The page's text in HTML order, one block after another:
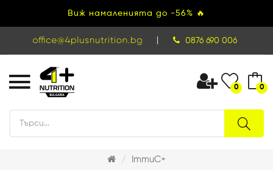
Виж намаленията до -56% 🔥
0876 690 006
0 0
ImmuC+